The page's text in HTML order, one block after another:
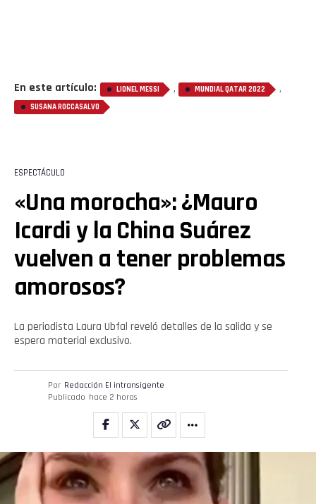
En este artículo: LIONEL MESSI , MUNDIAL QATAR 2022 ,
SUSANA ROCCASALVO
ESPECTÁCULO
«Una morocha»: ¿Mauro
Icardi y la China Suárez
vuelven a tener problemas
amorosos?
La periodista Laura Ubfal reveló detalles de la salida y se
espera material exclusivo.
Por Redacción El intransigente
Publicado hace 2 horas